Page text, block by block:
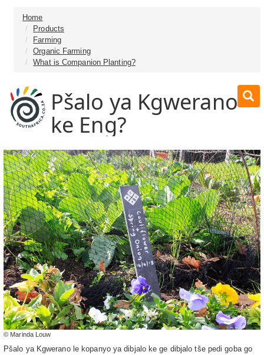
Home
Products
Farming
Organic Farming
What is Companion Planting?
Pšalo ya Kgwerano
ke Eng?
© Marinda Louw
Pšalo ya Kgwerano le kopanyo ya dibjalo ke ge dibjalo tše pedi goba go